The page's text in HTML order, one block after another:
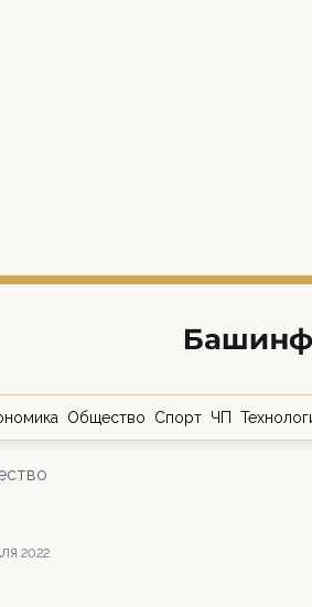
Общество Спорт ЧП
2022